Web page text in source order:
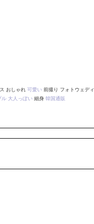
おしゃれ 可愛い 前撮り フォトウェディ
ル 大人っぽい 細身 韓国通販